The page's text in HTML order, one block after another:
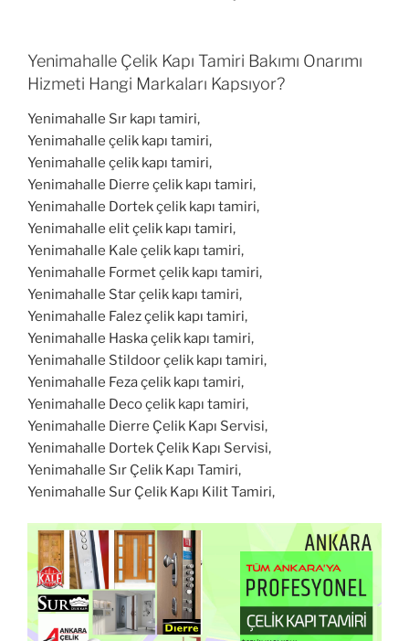
Yenimahalle Çelik Kapı Tamiri Bakımı Onarımı
Hizmeti Hangi Markaları Kapsıyor?
Yenimahalle Sır kapı tamiri,
Yenimahalle çelik kapı tamiri,
Yenimahalle çelik kapı tamiri,
Yenimahalle Dierre çelik kapı tamiri,
Yenimahalle Dortek çelik kapı tamiri,
Yenimahalle elit çelik kapı tamiri,
Yenimahalle Kale çelik kapı tamiri,
Yenimahalle Formet çelik kapı tamiri,
Yenimahalle Star çelik kapı tamiri,
Yenimahalle Falez çelik kapı tamiri,
Yenimahalle Haska çelik kapı tamiri,
Yenimahalle Stildoor çelik kapı tamiri,
Yenimahalle Feza çelik kapı tamiri,
Yenimahalle Deco çelik kapı tamiri,
Yenimahalle Dierre Çelik Kapı Servisi,
Yenimahalle Dortek Çelik Kapı Servisi,
Yenimahalle Sır Çelik Kapı Tamiri,
Yenimahalle Sur Çelik Kapı Kilit Tamiri,